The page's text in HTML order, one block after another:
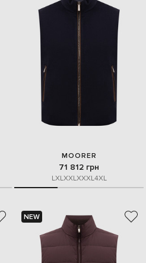
MOORER
71 812 грн
LXLXXLXXXL4XL
NEW